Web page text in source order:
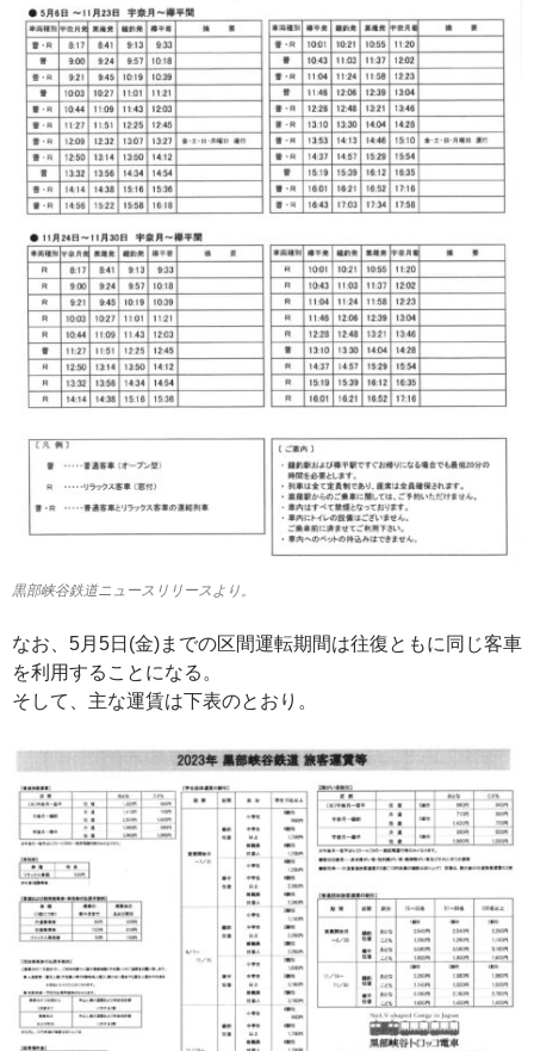
黒部峡谷鉄道ニュースリリースより。
なお、5月5日(金)までの区間運転期間は往復ともに同じ客車
を利用することになる。
そして、主な運賃は下表のとおり。